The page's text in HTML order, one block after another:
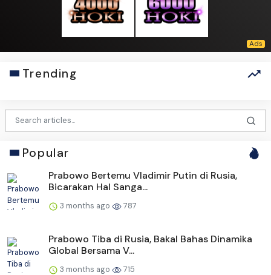
Trending
Popular
Prabowo Bertemu Vladimir Putin di Rusia,
Bicarakan Hal Sanga...
3 months ago 787
Prabowo Tiba di Rusia, Bakal Bahas Dinamika
Global Bersama V...
3 months ago 715